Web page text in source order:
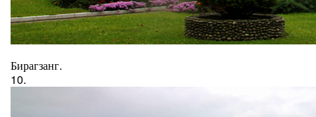
Бирагзанг.
10.